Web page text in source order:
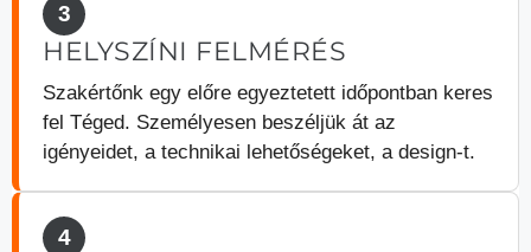
3
HELYSZÍNI FELMÉRÉS
Szakértőnk egy előre egyeztetett időpontban keres
fel Téged. Személyesen beszéljük át az
igényeidet, a technikai lehetőségeket, a design-t.
4